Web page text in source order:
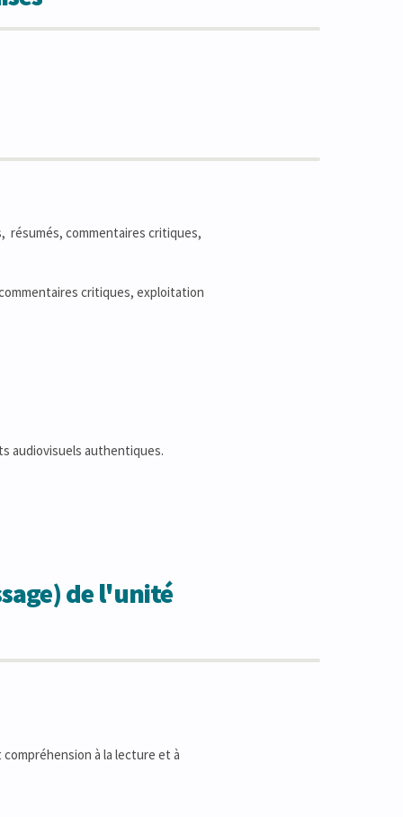
résumés, commentaires critiques,
critiques, exploitation
audiovisuels authentiques.
de l'unité
à la lecture et à